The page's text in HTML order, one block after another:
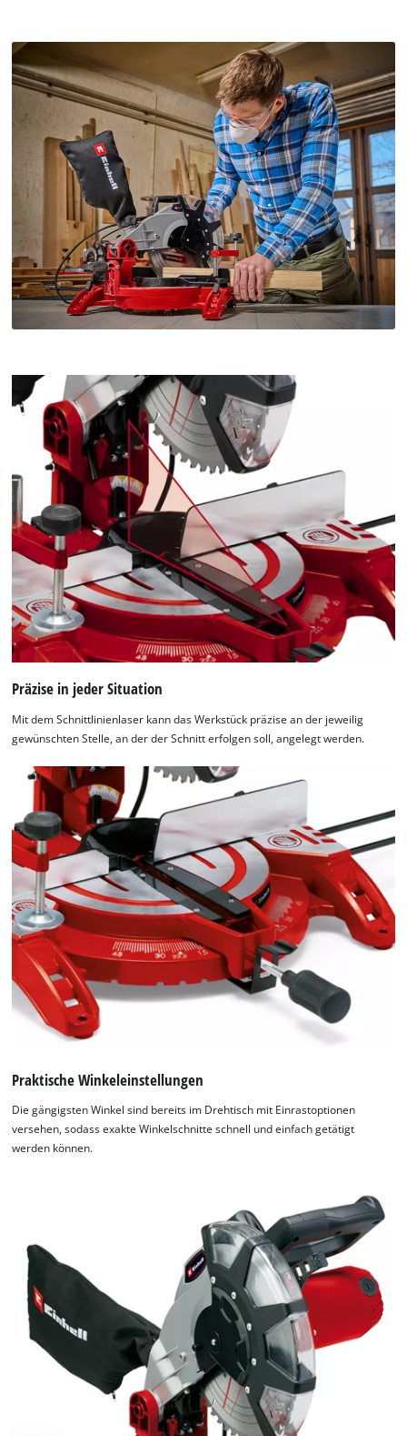
Präzise in jeder Situation
Mit dem Schnittlinienlaser kann das Werkstück präzise an der jeweilig
gewünschten Stelle, an der der Schnitt erfolgen soll, angelegt werden.
Praktische Winkeleinstellungen
Die gängigsten Winkel sind bereits im Drehtisch mit Einrastoptionen
versehen, sodass exakte Winkelschnitte schnell und einfach getätigt
werden können.